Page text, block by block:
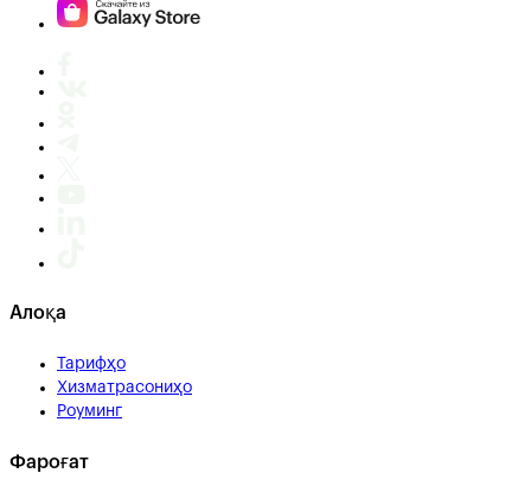
Алоқа
Тарифҳо
Хизматрасониҳо
Роуминг
Фароғат